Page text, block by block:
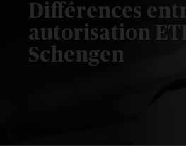
Différences
autorisation
Schengen